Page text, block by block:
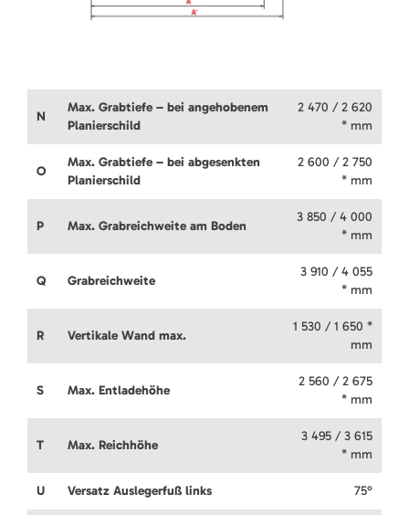
N
Max. Grabtiefe – bei angehobenem
Planierschild
2 470 / 2 620
* mm
O
Max. Grabtiefe – bei abgesenkten
Planierschild
2 600 / 2 750
* mm
P Max. Grabreichweite am Boden
3 850 / 4 000
* mm
Q Grabreichweite
3 910 / 4 055
* mm
R Vertikale Wand max.
1 530 / 1 650 *
mm
S Max. Entladehöhe
2 560 / 2 675
* mm
T Max. Reichhöhe
3 495 / 3 615
* mm
U Versatz Auslegerfuß links 75°